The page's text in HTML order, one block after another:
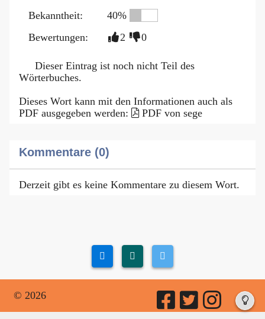
Bekanntheit:
40%
Bewertungen:
2 0
Dieser Eintrag ist noch nicht Teil des
Wörterbuches.
Dieses Wort kann mit den Informationen auch als
PDF ausgegeben werden:
PDF von sege
Kommentare (0)
Derzeit gibt es keine Kommentare zu diesem Wort.
© 2026